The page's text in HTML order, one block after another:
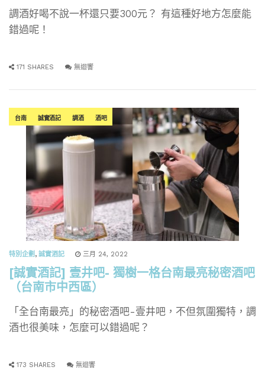
調酒好喝不說一杯還只要300元？ 有這種好地方怎麼能
錯過呢！
171 SHARES 無迴響
台南 誠實酒記 調酒 酒吧
特別企劃 , 誠實酒記 三月 24, 2022
[誠實酒記] 壹井吧- 獨樹一格台南最亮秘密酒吧
（台南市中西區）
「全台南最亮」的秘密酒吧-壹井吧，不但氛圍獨特，調
酒也很美味，怎麼可以錯過呢？
173 SHARES 無迴響